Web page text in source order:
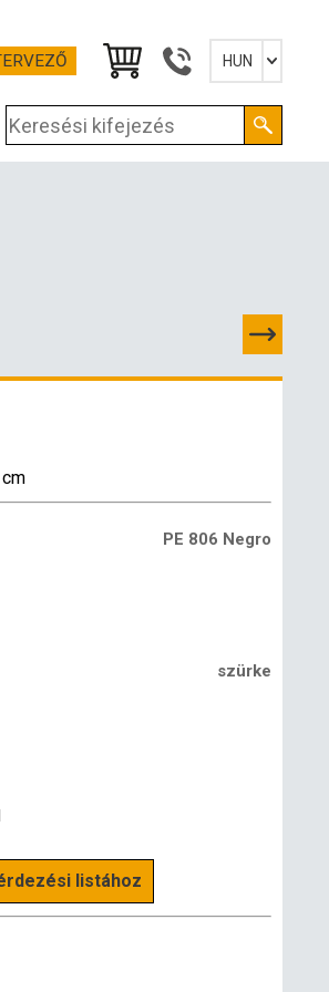
HUN
English
PE 806 Negro
szürke
listához